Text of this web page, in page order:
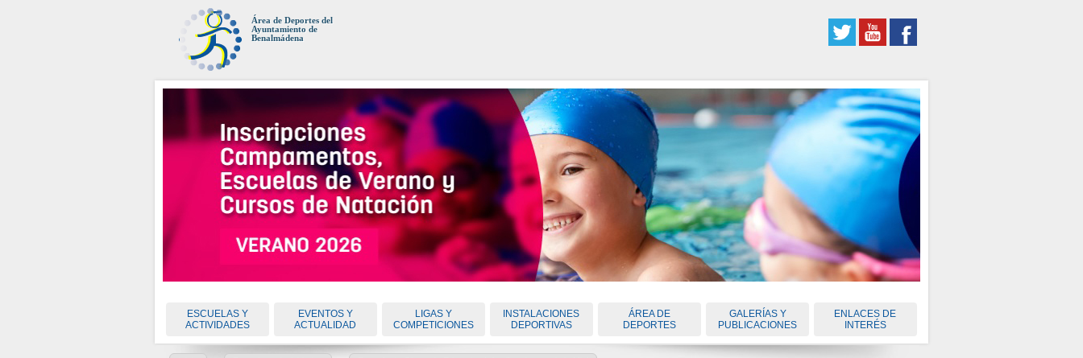
Área de Deportes del
Ayuntamiento de
Benalmádena
ESCUELAS Y
ACTIVIDADES
EVENTOS Y
ACTUALIDAD
LIGAS Y
COMPETICIONES
INSTALACIONES
DEPORTIVAS
ÁREA DE
DEPORTES
GALERÍAS Y
PUBLICACIONES
ENLACES DE
INTERÉS